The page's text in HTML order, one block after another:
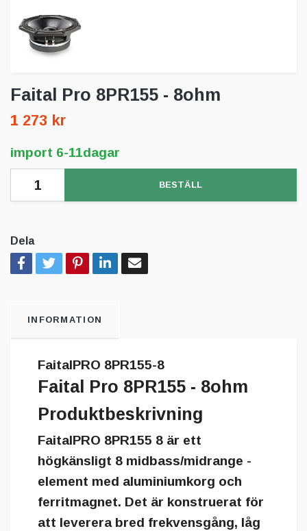
Faital Pro 8PR155 - 8ohm
1 273 kr
import 6-11dagar
BESTÄLL
Dela
INFORMATION
FaitalPRO 8PR155-8
Faital Pro 8PR155 - 8ohm
Produktbeskrivning
FaitalPRO 8PR155 8 är ett
högkänsligt 8 midbass/midrange -
element med aluminiumkorg och
ferritmagnet. Det är konstruerat för
att leverera bred frekvensgång, låg